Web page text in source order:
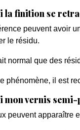
la finition se
peuvent avoir
le résidu.
normal que des
phénomène, il est
mon vernis
peuvent apparaître